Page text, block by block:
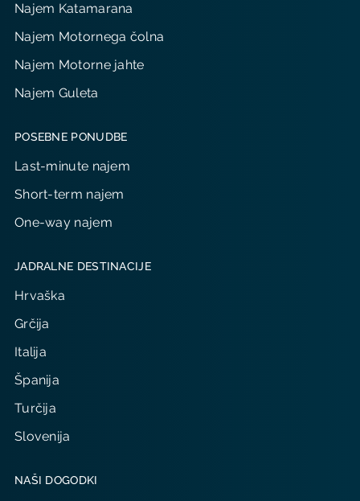
Najem Katamarana
Najem Motornega čolna
Najem Motorne jahte
Najem Guleta
POSEBNE PONUDBE
Last-minute najem
Short-term najem
One-way najem
JADRALNE DESTINACIJE
Hrvaška
Grčija
Italija
Španija
Turčija
Slovenija
NAŠI DOGODKI